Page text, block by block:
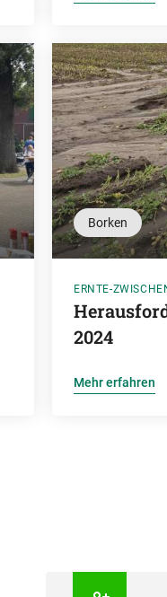
Borken
ERNTE-
2024
Mehr erfahren